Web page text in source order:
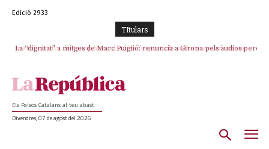
Edició 2933
TItulars
La “dignitat” a mitges de Marc Puigtió: renuncia a Girona pels àudios però
Els Països Catalans al teu abast
Divendres, 07 de agost del 2026